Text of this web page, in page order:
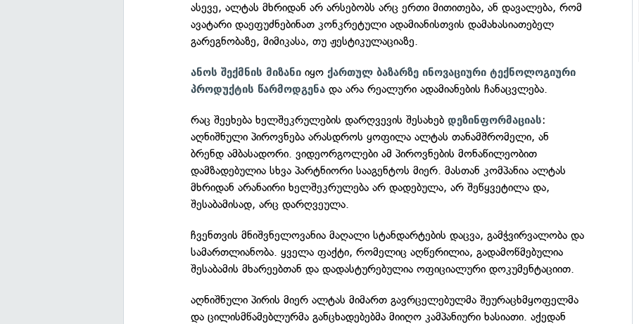
ასევე, ალტას მხრიდან არ არსებობს არც ერთი მითითება, ან დავალება, რომ
ავატარი დაეფუძნებინათ კონკრეტული ადამიანისთვის დამახასიათებელ
გარეგნობაზე, მიმიკასა, თუ ჟესტიკულაციაზე.
ანოს შექმნის მიზანიიყო ქართულ ბაზარზე ინოვაციური ტექნოლოგიური
პროდუქტის წარმოდგენა და არა რეალური ადამიანების ჩანაცვლება.
რაც შეეხება ხელშეკრულების დარღვევის შესახებდეზინფორმაციას:
აღნიშნული პიროვნება არასდროს ყოფილა ალტას თანამშრომელი, ან
ბრენდ ამბასადორი. ვიდეორგოლები ამ პიროვნების მონაწილეობით
დამზადებულია სხვა პარტნიორი სააგენტოს მიერ. მასთან კომპანია ალტას
მხრიდან არანაირი ხელშეკრულება არ დადებულა, არ შეწყვეტილა და,
შესაბამისად, არც დარღვეულა.
ჩვენთვის მნიშვნელოვანია მაღალი სტანდარტების დაცვა, გამჭვირვალობა და
სამართლიანობა. ყველა ფაქტი, რომელიც აღწერილია, გადამოწმებულია
შესაბამის მხარეებთან და დადასტურებულია ოფიციალური დოკუმენტაციით.
აღნიშნული პირის მიერ ალტას მიმართ გავრცელებულმა შეურაცხმყოფელმა
და ცილისმწამებლურმა განცხადებებმა მიიღო კამპანიური ხასიათი. აქედან